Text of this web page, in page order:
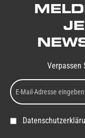
Verpassen